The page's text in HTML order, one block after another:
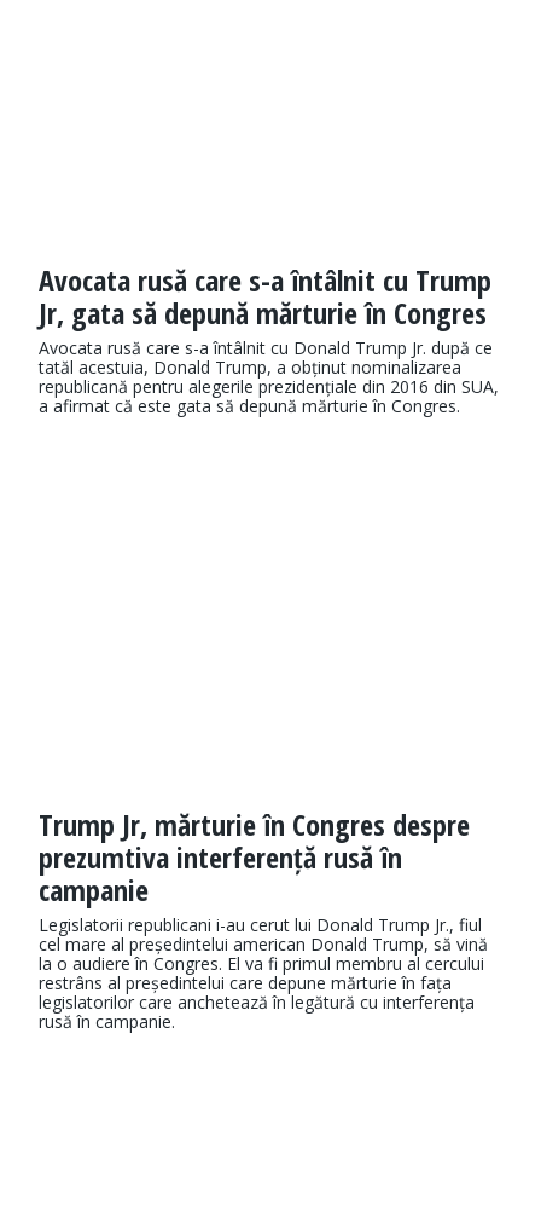
Avocata rusă care s-a întâlnit cu Trump
Jr, gata să depună mărturie în Congres
Avocata rusă care s-a întâlnit cu Donald Trump Jr. după ce
tatăl acestuia, Donald Trump, a obținut nominalizarea
republicană pentru alegerile prezidențiale din 2016 din SUA,
a afirmat că este gata să depună mărturie în Congres.
Trump Jr, mărturie în Congres despre
prezumtiva interferență rusă în
campanie
Legislatorii republicani i-au cerut lui Donald Trump Jr., fiul
cel mare al președintelui american Donald Trump, să vină
la o audiere în Congres. El va fi primul membru al cercului
restrâns al președintelui care depune mărturie în fața
legislatorilor care anchetează în legătură cu interferența
rusă în campanie.